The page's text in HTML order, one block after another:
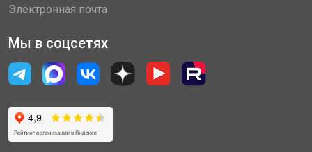
Электронная почта
Мы в соцсетях